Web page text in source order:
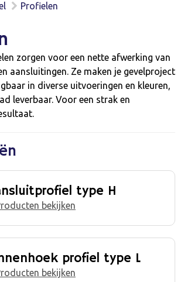
Profielen
zorgen voor een nette afwerking van
aansluitingen. Ze maken je gevelproject
in diverse uitvoeringen en kleuren,
leverbaar. Voor een strak en
type H
bekijken
profiel type L
bekijken